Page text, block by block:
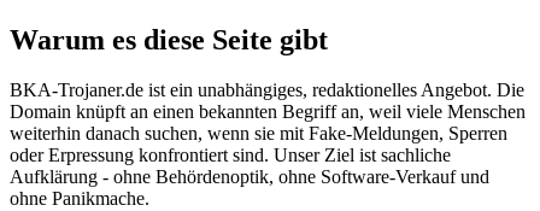
Warum es diese Seite gibt
BKA-Trojaner.de ist ein unabhängiges, redaktionelles Angebot. Die
Domain knüpft an einen bekannten Begriff an, weil viele Menschen
weiterhin danach suchen, wenn sie mit Fake-Meldungen, Sperren
oder Erpressung konfrontiert sind. Unser Ziel ist sachliche
Aufklärung - ohne Behördenoptik, ohne Software-Verkauf und
ohne Panikmache.